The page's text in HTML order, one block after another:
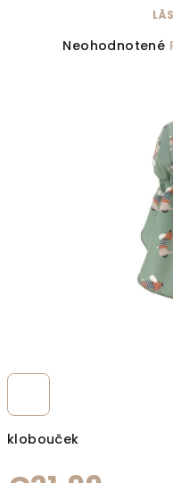
klobouček
Priemerné
Neohodnotené